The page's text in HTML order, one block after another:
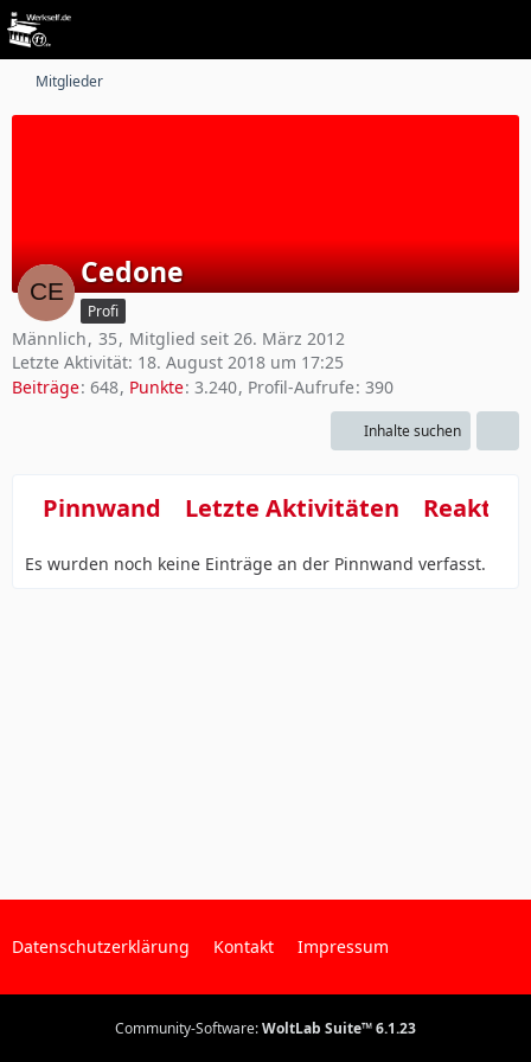
Mitglieder
Cedone
Profi
Männlich 35
Mitglied seit 26. März 2012
Letzte Aktivität: 18. August 2018 um 17:25
Beiträge 648 Punkte 3.240 Profil-Aufrufe 390
Inhalte suchen
Pinnwand Letzte Aktivitäten
Es wurden noch keine Einträge an der Pinnwand verfasst.
Datenschutzerklärung Kontakt Impressum
Community-Software:WoltLab Suite™ 6.1.23